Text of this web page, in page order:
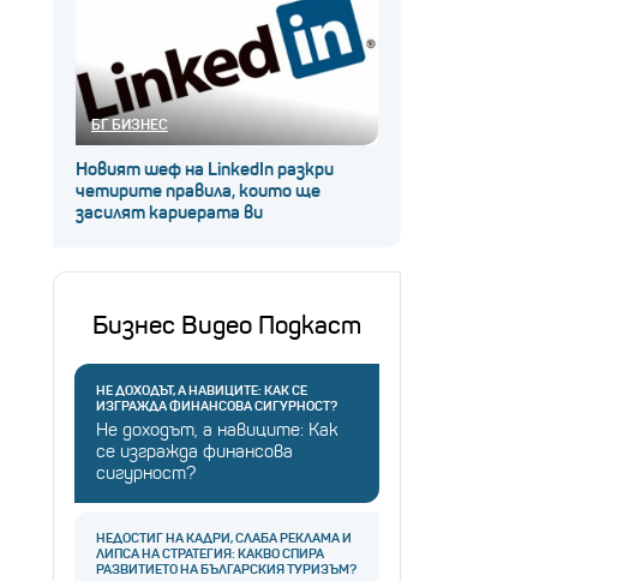
БГ БИЗНЕС
Новият шеф на LinkedIn разкри
четирите правила, които ще
засилят кариерата ви
Бизнес Видео Подкаст
НЕ ДОХОДЪТ, А НАВИЦИТЕ: КАК СЕ
ИЗГРАЖДА ФИНАНСОВА СИГУРНОСТ?
Не доходът, а навиците: Как
се изгражда финансова
сигурност?
НЕДОСТИГ НА КАДРИ, СЛАБА РЕКЛАМА И
ЛИПСА НА СТРАТЕГИЯ: КАКВО СПИРА
РАЗВИТИЕТО НА БЪЛГАРСКИЯ ТУРИЗЪМ?